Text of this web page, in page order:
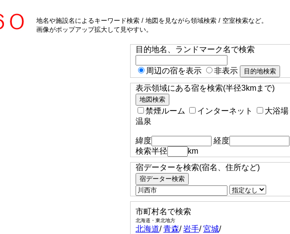
地名や施設名によるキーワード検索 / 地図を見ながら領域検索 / 空室検索など。
画像がポップアップ拡大して見やすい。
目的地名、ランドマーク名で検索
周辺の宿を表示 非表示
表示領域にある宿を検索(半径3kmまで)
禁煙ルーム インターネット
大浴場
温泉
緯度
経度
検索半径
km
宿データーを検索(宿名、住所など)
市町村名で検索
北海道・東北地方
北海道/青森/岩手/宮城/